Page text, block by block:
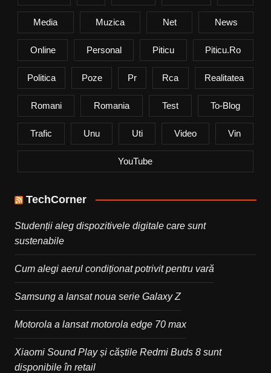
Media Muzica Net News
Online Personal Piticu Piticu.ro
Politica Poze Pr Rca Realitatea
Romani Romania Test To-Blog
Trafic Unu Uti Video Vin
YouTube
TechCorner
Studenții aleg dispozitivele digitale care sunt
sustenabile
Cum alegi aerul condiționat potrivit pentru vară
Samsung a lansat noua serie Galaxy Z
Motorola a lansat motorola edge 70 max
Xiaomi Sound Play și căștile Redmi Buds 8 sunt
disponibile în retail